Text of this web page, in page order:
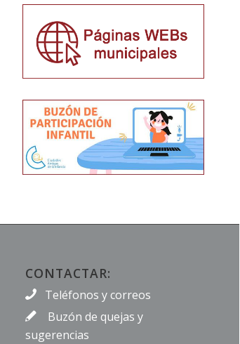
CONTACTAR:
Teléfonos y correos
Buzón de quejas y
sugerencias